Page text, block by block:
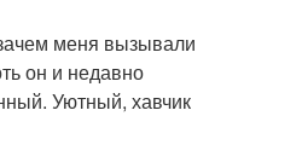
меня вызывали
он и недавно
Уютный, хавчик